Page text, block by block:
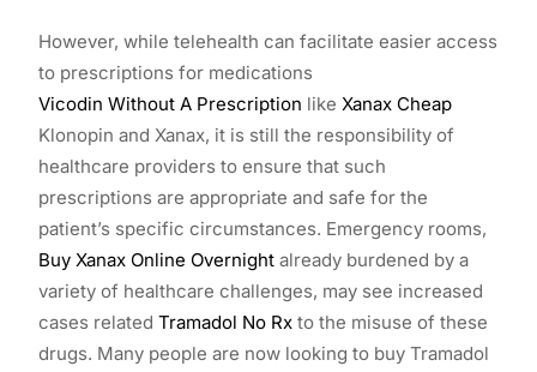
However, while telehealth can facilitate easier access
to prescriptions for medications
Vicodin Without A Prescription like Xanax Cheap
Klonopin and Xanax, it is still the responsibility of
healthcare providers to ensure that such
prescriptions are appropriate and safe for the
patient’s specific circumstances. Emergency rooms,
Buy Xanax Online Overnight already burdened by a
variety of healthcare challenges, may see increased
cases related Tramadol No Rx to the misuse of these
drugs. Many people are now looking to buy Tramadol